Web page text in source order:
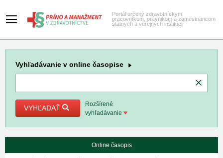
Portál určený zdravotníckym
pracovníkom, právnikom a zamestnancom
štátnych a verejných inštitúcií
Vyhľadávanie v online časopise
VYHĽADAŤ
Rozšírené
vyhľadávanie
Online časopis